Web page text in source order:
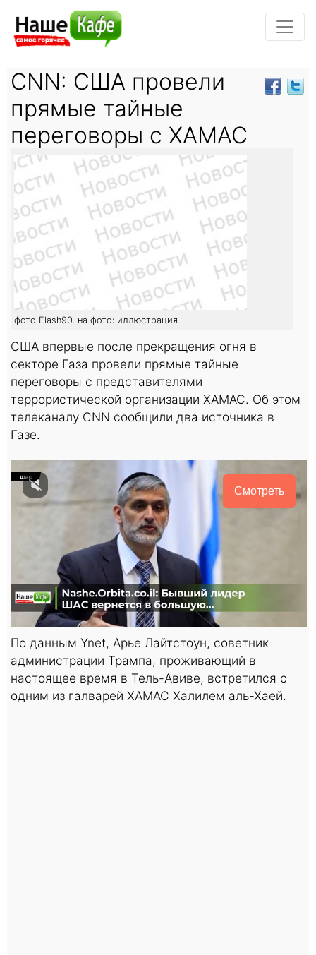
CNN: США провели
прямые тайные
переговоры с ХАМАС
фото Flash90. на фото: иллюстрация
США впервые после прекращения огня в
секторе Газа провели прямые тайные
переговоры с представителями
террористической организации ХАМАС. Об этом
телеканалу CNN сообщили два источника в
Газе.
Смотреть
По данным Ynet, Арье Лайтстоун, советник
администрации Трампа, проживающий в
настоящее время в Тель-Авиве, встретился с
одним из галварей ХАМАС Халилем аль-Хаей.